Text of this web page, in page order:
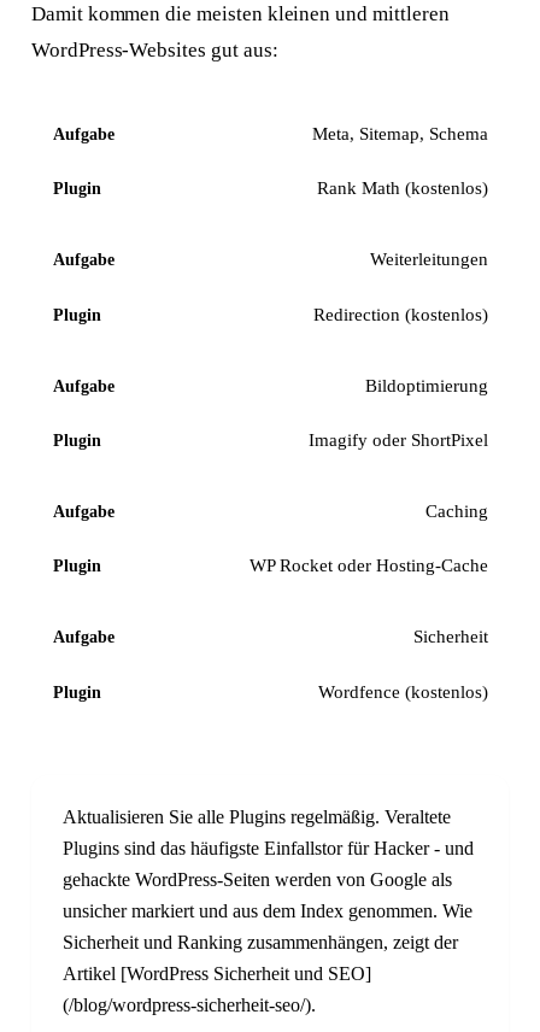
Damit kommen die meisten kleinen und mittleren
WordPress-Websites gut aus:
Meta, Sitemap, Schema
Rank Math (kostenlos)
Weiterleitungen
Redirection (kostenlos)
Bildoptimierung
Imagify oder ShortPixel
Caching
WP Rocket oder Hosting-Cache
Sicherheit
Wordfence (kostenlos)
Aktualisieren Sie alle Plugins regelmäßig. Veraltete
Plugins sind das häufigste Einfallstor für Hacker - und
gehackte WordPress-Seiten werden von Google als
unsicher markiert und aus dem Index genommen. Wie
Sicherheit und Ranking zusammenhängen, zeigt der
Artikel [WordPress Sicherheit und SEO]
(/blog/wordpress-sicherheit-seo/).